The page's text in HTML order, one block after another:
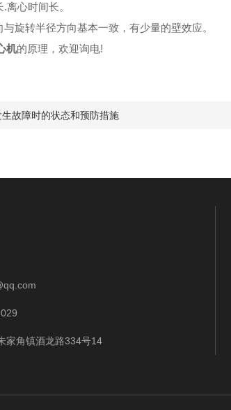
心时间长。
转半径方向基本一致，有少量的壁效应。
机的原理，欢迎询电!
故障时的状态和预防措施
家角镇酒龙路334号14